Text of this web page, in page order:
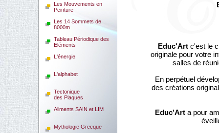
Les Mouvements en
Peinture
Les 14 Sommets de
8000m
Tableau Périodique des
Eléments
L'énergie
L'alphabet
Tectonique
des Plaques
Aliments SAIN et LIM
Mythologie Grecque
Educ'Art c'est le
originale pour votre
salles de
En perpétuel
des créations
Educ'Art a pour